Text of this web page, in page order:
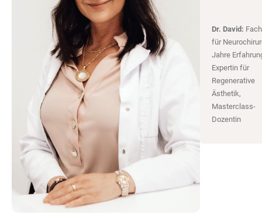
Dr. David:
für
Jahre
Expertin für
Regenerative
Ästhetik,
Masterclass-
Dozentin